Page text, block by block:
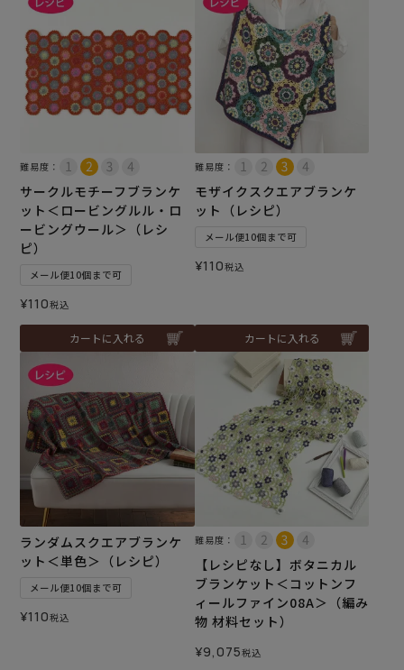
難易度：
サークルモチーフブランケ
ット＜ロービングルル・ロ
ービングウール＞（レシ
ピ）
メール便10個まで可
¥110税込
カートに入れる
難易度：
モザイクスクエアブランケ
ット（レシピ）
メール便10個まで可
¥110税込
カートに入れる
ランダムスクエアブランケ
ット＜単色＞（レシピ）
メール便10個まで可
¥110税込
難易度：
【レシピなし】ボタニカル
ブランケット＜コットンフ
ィールファイン08A＞（編み
物 材料セット）
¥9,075税込